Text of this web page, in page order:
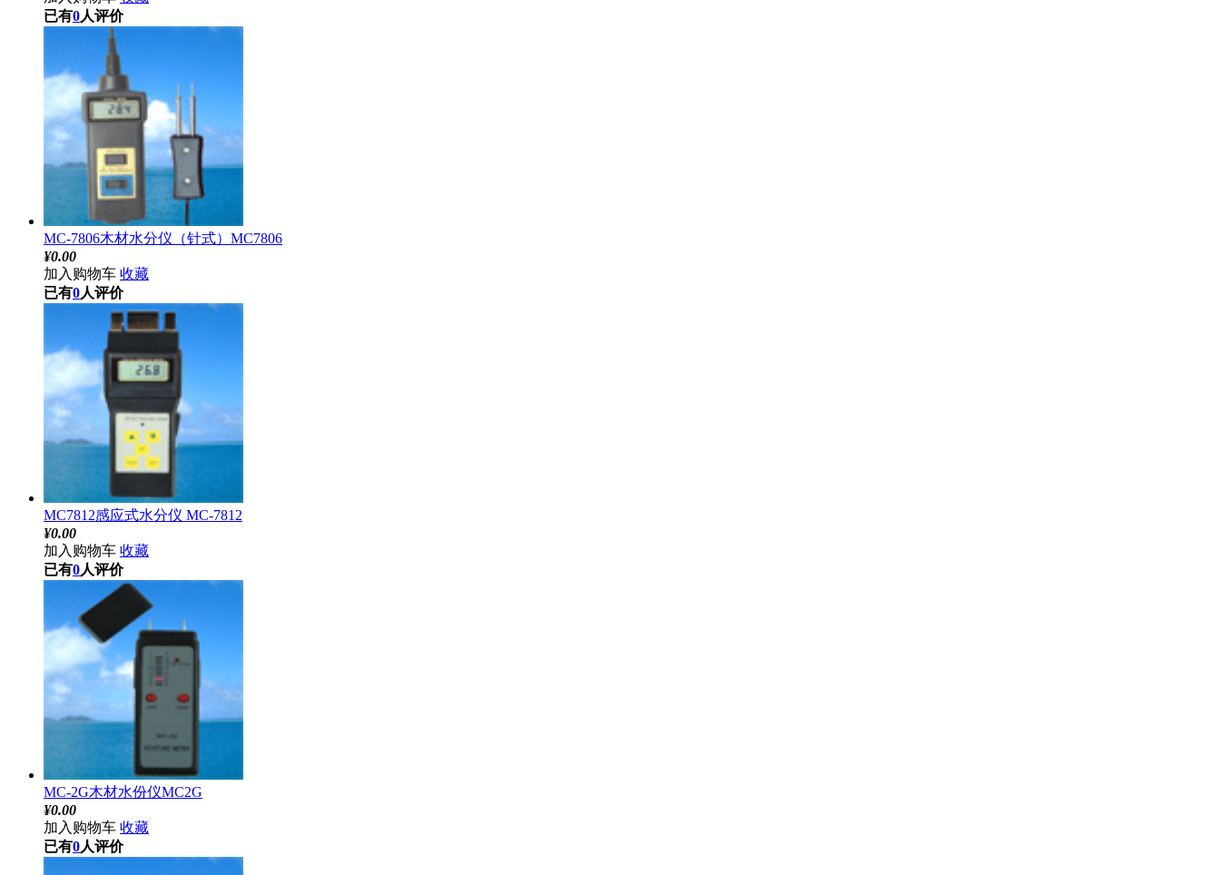
已有0人评价
MC-7806木材水分仪（针式）MC7806
¥0.00
加入购物车 收藏
已有0人评价
MC7812感应式水分仪 MC-7812
¥0.00
加入购物车 收藏
已有0人评价
MC-2G木材水份仪MC2G
¥0.00
加入购物车 收藏
已有0人评价